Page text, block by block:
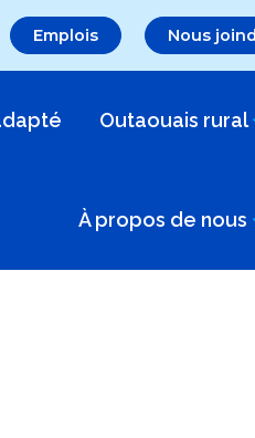
Emplois Nous
Outaouais rural
À propos de nous